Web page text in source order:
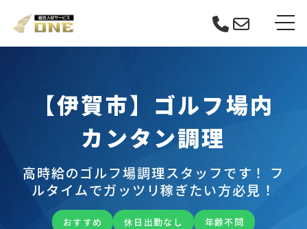
to
【伊賀市】ゴルフ場内
カンタン調理
高時給のゴルフ場調理スタッフです！ フ
ルタイムでガッツリ稼ぎたい方必見！
おすすめ 休日出勤なし
年齢不問